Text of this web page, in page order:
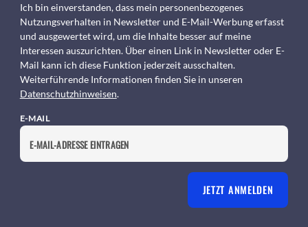
Ich bin einverstanden, dass mein personenbezogenes
Nutzungsverhalten in Newsletter und E-Mail-Werbung erfasst
und ausgewertet wird, um die Inhalte besser auf meine
Interessen auszurichten. Über einen Link in Newsletter oder E-
Mail kann ich diese Funktion jederzeit ausschalten.
Weiterführende Informationen finden Sie in unseren
Datenschutzhinweisen.
E-MAIL
JETZT ANMELDEN